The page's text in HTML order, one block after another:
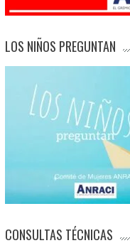
LOS NIÑOS PREGUNTAN
CONSULTAS TÉCNICAS